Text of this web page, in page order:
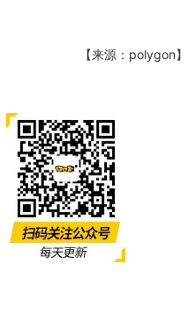
【来源：polygon】